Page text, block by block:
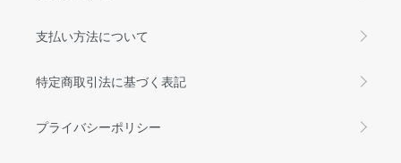
支払い方法について
特定商取引法に基づく表記
プライバシーポリシー